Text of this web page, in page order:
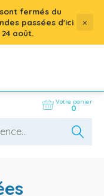
fermés du
passées d'ici
août.
×
Votre panier
0